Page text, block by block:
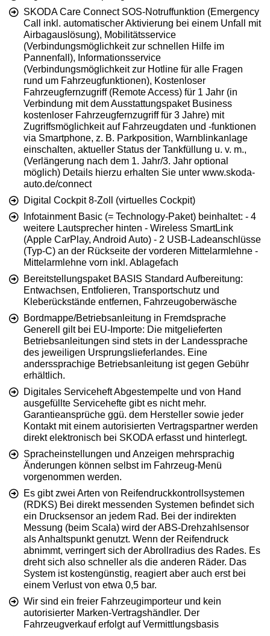
SKODA Care Connect SOS-Notruffunktion (Emergency
Call inkl. automatischer Aktivierung bei einem Unfall mit
Airbagauslösung), Mobilitätsservice
(Verbindungsmöglichkeit zur schnellen Hilfe im
Pannenfall), Informationsservice
(Verbindungsmöglichkeit zur Hotline für alle Fragen
rund um Fahrzeugfunktionen), Kostenloser
Fahrzeugfernzugriff (Remote Access) für 1 Jahr (in
Verbindung mit dem Ausstattungspaket Business
kostenloser Fahrzeugfernzugriff für 3 Jahre) mit
Zugriffsmöglichkeit auf Fahrzeugdaten und -funktionen
via Smartphone, z. B. Parkposition, Warnblinkanlage
einschalten, aktueller Status der Tankfüllung u. v. m.,
(Verlängerung nach dem 1. Jahr/3. Jahr optional
möglich) Details hierzu erhalten Sie unter www.skoda-
auto.de/connect
Digital Cockpit 8-Zoll (virtuelles Cockpit)
Infotainment Basic (= Technology-Paket) beinhaltet: - 4
weitere Lautsprecher hinten - Wireless SmartLink
(Apple CarPlay, Android Auto) - 2 USB-Ladeanschlüsse
(Typ-C) an der Rückseite der vorderen Mittelarmlehne -
Mittelarmlehne vorn inkl. Ablagefach
Bereitstellungspaket BASIS Standard Aufbereitung:
Entwachsen, Entfolieren, Transportschutz und
Kleberückstände entfernen, Fahrzeugoberwäsche
Bordmappe/Betriebsanleitung in Fremdsprache
Generell gilt bei EU-Importe: Die mitgelieferten
Betriebsanleitungen sind stets in der Landessprache
des jeweiligen Ursprungslieferlandes. Eine
anderssprachige Betriebsanleitung ist gegen Gebühr
erhältlich.
Digitales Serviceheft Abgestempelte und von Hand
ausgefüllte Servicehefte gibt es nicht mehr.
Garantieansprüche ggü. dem Hersteller sowie jeder
Kontakt mit einem autorisierten Vertragspartner werden
direkt elektronisch bei SKODA erfasst und hinterlegt.
Spracheinstellungen und Anzeigen mehrsprachig
Änderungen können selbst im Fahrzeug-Menü
vorgenommen werden.
Es gibt zwei Arten von Reifendruckkontrollsystemen
(RDKS) Bei direkt messenden Systemen befindet sich
ein Drucksensor an jedem Rad. Bei der indirekten
Messung (beim Scala) wird der ABS-Drehzahlsensor
als Anhaltspunkt genutzt. Wenn der Reifendruck
abnimmt, verringert sich der Abrollradius des Rades. Es
dreht sich also schneller als die anderen Räder. Das
System ist kostengünstig, reagiert aber auch erst bei
einem Verlust von etwa 0,5 bar.
Wir sind ein freier Fahrzeugimporteur und kein
autorisierter Marken-Vertragshändler. Der
Fahrzeugverkauf erfolgt auf Vermittlungsbasis